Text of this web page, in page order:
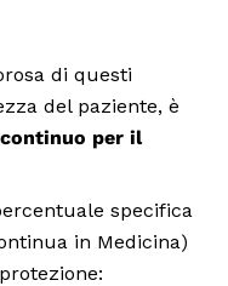
di questi
del paziente, è
per il
specifica
in Medicina)